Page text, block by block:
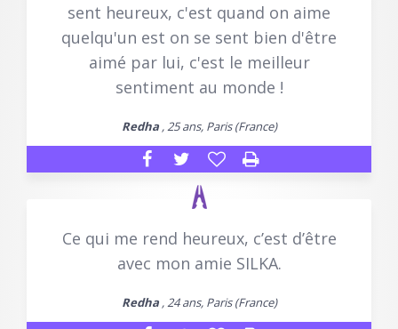
sent heureux, c'est quand on aime
quelqu'un est on se sent bien d'être
aimé par lui, c'est le meilleur
sentiment au monde !
Redha, 25 ans, Paris (France)
Ce qui me rend heureux, c’est d’être
avec mon amie SILKA.
Redha, 24 ans, Paris (France)